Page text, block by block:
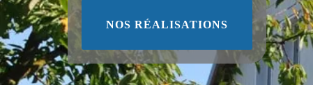
NOS RÉALISATIONS